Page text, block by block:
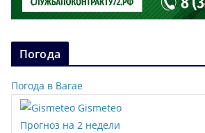
Погода
Погода в Вагае
Gismeteo
Прогноз на 2 недели